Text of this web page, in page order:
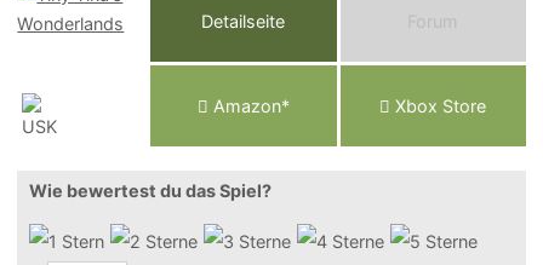
Detailseite Forum
Amazon* Xbox Store
Wie bewertest du das Spiel?